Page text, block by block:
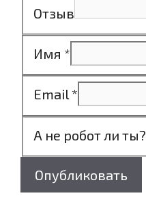
Отзыв
Имя *
Email *
А не робот ли ты?
Опубликовать